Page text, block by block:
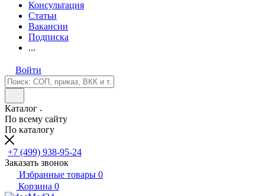
Консультация
Статьи
Вакансии
Подписка
...
Войти
Каталог
По всему сайту
По каталогу
+7 (499) 938-95-24
Заказать звонок
Избранные товары 0
Корзина 0